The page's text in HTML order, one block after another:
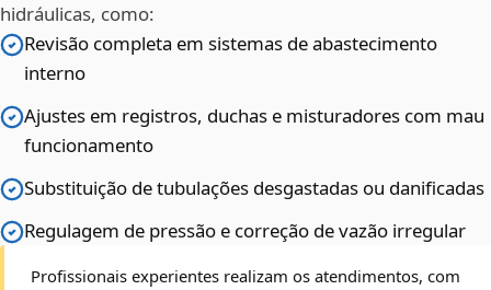
hidráulicas, como:
Revisão completa em sistemas de abastecimento
interno
Ajustes em registros, duchas e misturadores com mau
funcionamento
Substituição de tubulações desgastadas ou danificadas
Regulagem de pressão e correção de vazão irregular
Profissionais experientes realizam os atendimentos, com